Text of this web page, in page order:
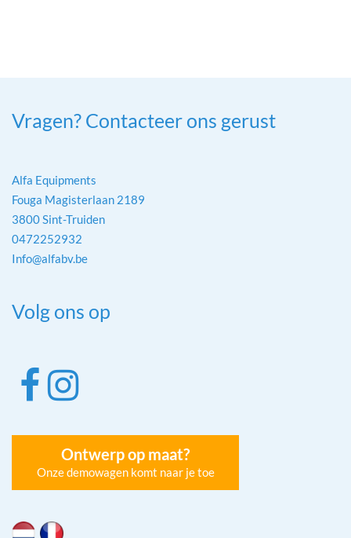
Vragen? Contacteer ons gerust
Alfa Equipments
Fouga Magisterlaan 2189
3800 Sint-Truiden
0472252932
Info@alfabv.be
Volg ons op
Ontwerp op maat?
Onze demowagen komt naar je toe